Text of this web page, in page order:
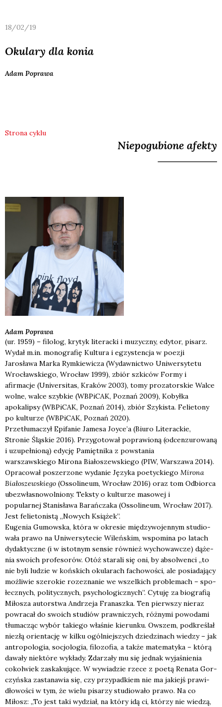
18/02/19
Okulary dla konia
Adam Poprawa
Strona cyklu
Niepogubione afekty
Adam Poprawa
(ur. 1959) – filolog, krytyk literacki i muzyczny, edytor, pisarz.
Wydał m.in. monografię Kultura i egzystencja w poezji
Jarosława Marka Rymkiewicza (Wydawnictwo Uniwersytetu
Wrocławskiego, Wrocław 1999), zbiór szkiców Formy i
afirmacje (Universitas, Kraków 2003), tomy prozatorskie Walce
wolne, walce szybkie (WBPiCAK, Poznań 2009), Kobyłka
apokalipsy(WBPiCAK, Poznań 2014), zbiór Szykista. Felietony
po kulturze (WBPiCAK, Poznań 2020).
PrzetłumaczyłEpifanie Jamesa Joyce’a (Biuro Literackie,
Stronie Śląskie 2016). Przygotował poprawioną (odcenzurowaną
i uzupełnioną) edycję Pamiętnika z powstania
warszawskiego Mirona Białoszewskiego (PIW, Warszawa 2014).
Opracował poszerzone wydanie Języka poetyckiego Mirona
Białoszewskiego (Ossolineum, Wrocław 2016) oraz tom Odbiorca
ubezwłasnowolniony. Teksty o kulturze masowej i
popularnej Stanisława Barańczaka (Ossolineum, Wrocław 2017).
Jest felietonistą „Nowych Książek”.
Euge­nia Gumow­ska, któ­ra w okre­sie mię­dzy­wo­jen­nym stu­dio­
wa­ła pra­wo na Uni­wer­sy­te­cie Wileń­skim, wspo­mi­na po latach
dydak­tycz­ne (i w istot­nym sen­sie rów­nież wycho­waw­cze) dąże­
nia swo­ich pro­fe­so­rów. Otóż sta­ra­li się oni, by absol­wen­ci „to
nie byli ludzie w koń­skich oku­la­rach facho­wo­ści, ale posia­da­ją­cy
moż­li­wie sze­ro­kie roze­zna­nie we wszel­kich pro­ble­mach – spo­
łecz­nych, poli­tycz­nych, psy­cho­lo­gicz­nych”. Cytu­ję za bio­gra­fią
Miło­sza autor­stwa Andrze­ja Fra­nasz­ka. Ten pierw­szy nie­raz
powra­cał do swo­ich stu­diów praw­ni­czych, róż­ny­mi powo­da­mi
tłu­ma­cząc wybór takie­go wła­śnie kie­run­ku. Owszem, pod­kre­ślał
nie­złą orien­ta­cję w kil­ku ogól­niej­szych dzie­dzi­nach wie­dzy – jak
antro­po­lo­gia, socjo­lo­gia, filo­zo­fia, a tak­że mate­ma­ty­ka – któ­rą
dawa­ły nie­któ­re wykła­dy. Zda­rza­ły mu się jed­nak wyja­śnie­nia
cokol­wiek zaska­ku­ją­ce. W wywia­dzie rze­ce z poetą Rena­ta Gor­
czyń­ska zasta­na­wia się, czy przy­pad­kiem nie ma jakiejś pra­wi­
dło­wo­ści w tym, że wie­lu pisa­rzy stu­dio­wa­ło pra­wo. Na co
Miłosz: „To jest taki wydział, na któ­ry idą ci, któ­rzy nie wie­dzą,